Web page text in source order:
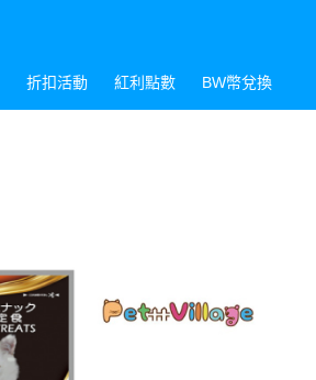
折扣活動 紅利點數 BW幣兌換